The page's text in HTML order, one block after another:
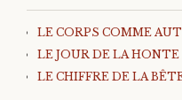
LE CORPS COMME
LE JOUR DE LA
LE CHIFFRE DE LA